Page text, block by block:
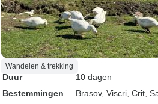
Wandelen & trekking
Duur
10 dagen
Bestemmingen
Brasov, Viscri , Crit ,